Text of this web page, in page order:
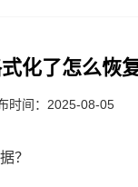
化了怎么恢
时间：2025-08-05
？